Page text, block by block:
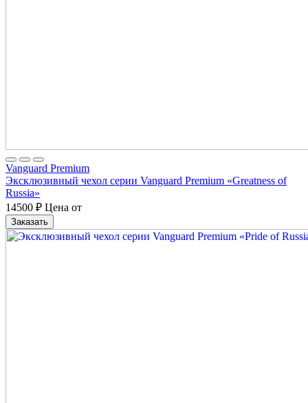
Vanguard Premium
Эксклюзивный чехол серии Vanguard Premium «Greatness of
Russia»
14500 ₽ Цена от
Заказать